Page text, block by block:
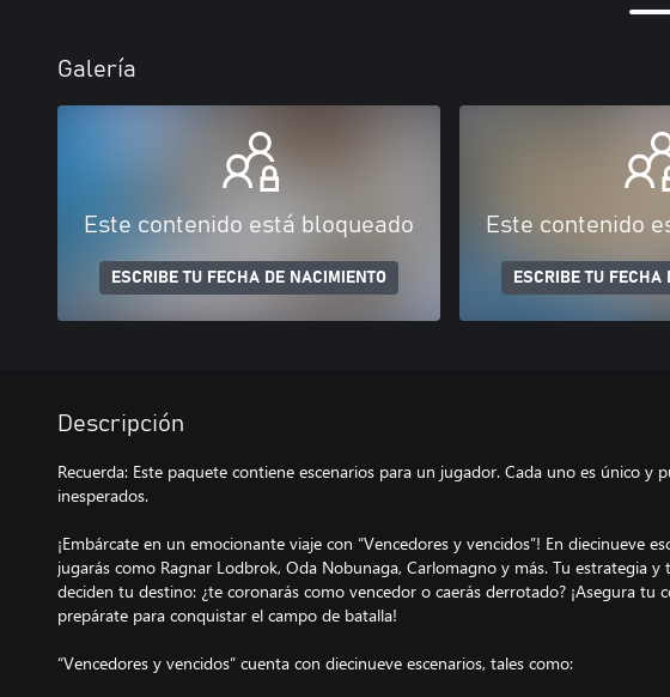
Galería
Este contenido está bloqueado
ESCRIBE TU FECHA DE NACIMIENTO
Este contenido
ESCRIBE TU FECHA
Descripción
Recuerda: Este paquete contiene escenarios para un jugador. Cada uno es único y
inesperados.
¡Embárcate en un emocionante viaje con “Vencedores y vencidos”! En diecinueve
jugarás como Ragnar Lodbrok, Oda Nobunaga, Carlomagno y más. Tu estrategia y
deciden tu destino: ¿te coronarás como vencedor o caerás derrotado? ¡Asegura tu
prepárate para conquistar el campo de batalla!
“Vencedores y vencidos” cuenta con diecinueve escenarios, tales como: